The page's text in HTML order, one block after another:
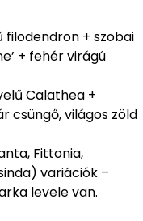
filodendron + szobai
+ fehér virágú
Calathea +
csüngő, világos zöld
Fittonia,
variációk –
levele van.